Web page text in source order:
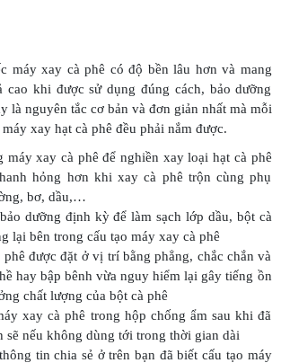
máy xay cà phê có độ bền lâu hơn và mang
cao khi được sử dụng đúng cách, bảo dưỡng
là nguyên tắc cơ bản và đơn giản nhất mà mỗi
xay hạt cà phê đều phải nắm được.
máy xay cà phê để nghiền xay loại hạt cà phê
hỏng hơn khi xay cà phê trộn cùng phụ
bơ, dầu,…
dưỡng định kỳ để làm sạch lớp dầu, bột cà
lại bên trong cấu tạo máy xay cà phê
được đặt ở vị trí bằng phẳng, chắc chắn và
hay bập bênh vừa nguy hiểm lại gây tiếng ồn
chất lượng của bột cà phê
xay cà phê trong hộp chống ẩm sau khi đã
sẽ nếu không dùng tới trong thời gian dài
tin chia sẻ ở trên bạn đã biết cấu tạo máy